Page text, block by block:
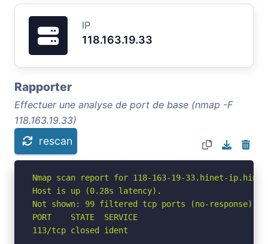
IP
118.163.19.33
Rapporter
Effectuer une analyse de port de base (nmap -F
118.163.19.33)
rescan
Nmap scan report for 118-163-19-33.hinet-
Host is up (0.28s latency).
Not shown: 99 filtered tcp ports (no-response)
PORT    STATE  SERVICE
113/tcp closed ident